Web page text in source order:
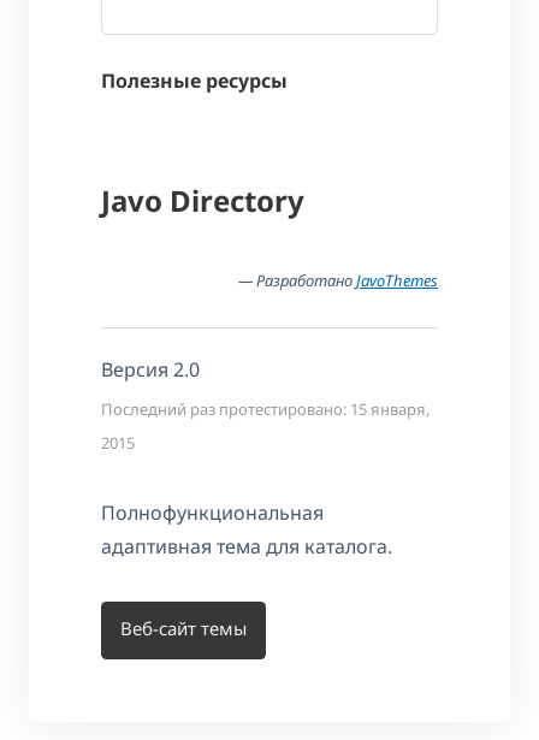
Полезные ресурсы
Javo Directory
— РазработаноJavoThemes
Версия 2.0
Последний раз протестировано: 15 января,
2015
Полнофункциональная
адаптивная тема для каталога.
Веб-сайт темы